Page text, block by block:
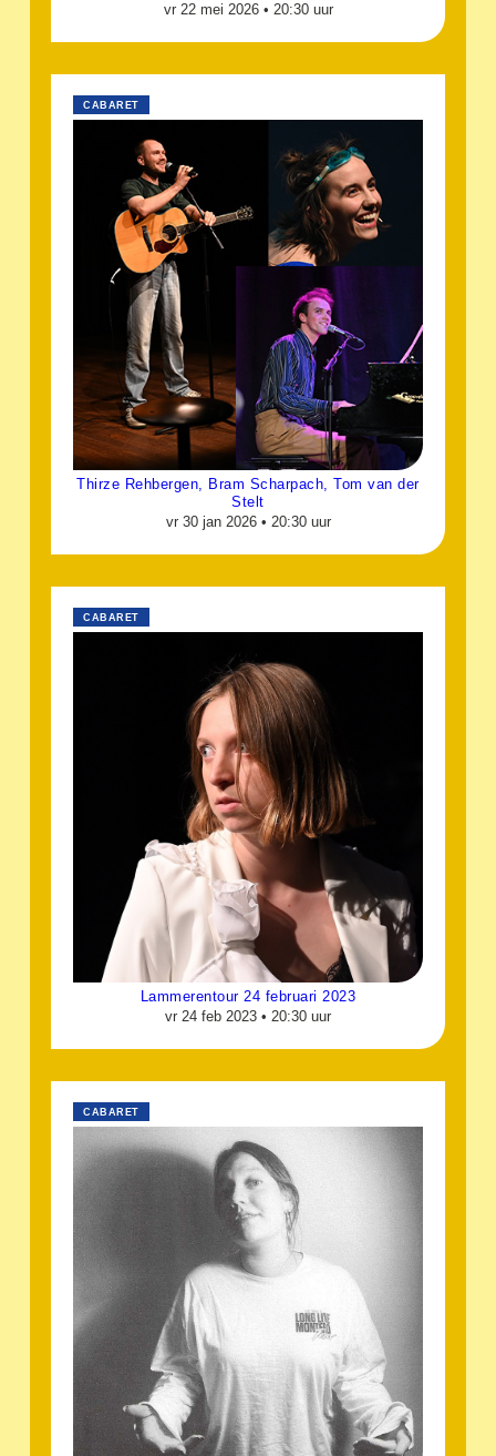
vr 22 mei 2026 • 20:30 uur
CABARET
Thirze Rehbergen, Bram Scharpach, Tom van der
Stelt
vr 30 jan 2026 • 20:30 uur
CABARET
Lammerentour 24 februari 2023
vr 24 feb 2023 • 20:30 uur
CABARET